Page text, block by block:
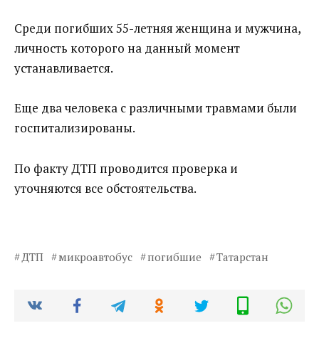
Среди погибших 55-летняя женщина и мужчина,
личность которого на данный момент
устанавливается.
Еще два человека с различными травмами были
госпитализированы.
По факту ДТП проводится проверка и
уточняются все обстоятельства.
ДТП микроавтобус погибшие Татарстан